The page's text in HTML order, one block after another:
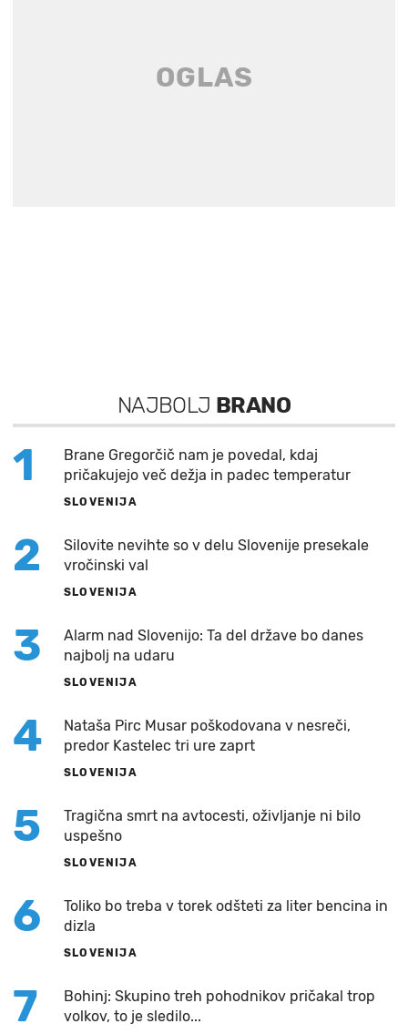
NAJBOLJ BRANO
1
Brane Gregorčič nam je povedal, kdaj
pričakujejo več dežja in padec temperatur
SLOVENIJA
2
Silovite nevihte so v delu Slovenije presekale
vročinski val
SLOVENIJA
3
Alarm nad Slovenijo: Ta del države bo danes
najbolj na udaru
SLOVENIJA
4
Nataša Pirc Musar poškodovana v nesreči,
predor Kastelec tri ure zaprt
SLOVENIJA
5
Tragična smrt na avtocesti, oživljanje ni bilo
uspešno
SLOVENIJA
6
Toliko bo treba v torek odšteti za liter bencina in
dizla
SLOVENIJA
7
Bohinj: Skupino treh pohodnikov pričakal trop
volkov, to je sledilo...